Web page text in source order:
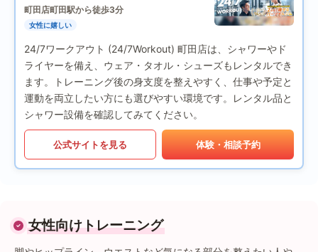
町田店町田駅から徒歩3分
女性に嬉しい
24/7ワークアウト (24/7Workout) 町田店は、シャワーやド
ライヤーを備え、ウェア・タオル・シューズもレンタルでき
ます。トレーニング後の身支度を整えやすく、仕事や予定と
運動を両立したい方にも選びやすい環境です。レンタル品と
シャワー設備を確認してみてください。
公式サイトを見る 体験・相談予約
女性向けトレーニング